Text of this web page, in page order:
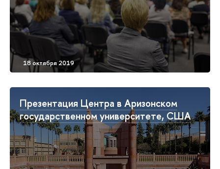
Презентация Центра в Аризонском
государственном университете, США